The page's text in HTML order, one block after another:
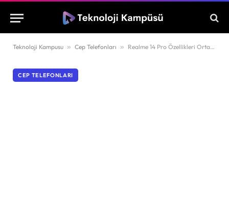
Teknoloji Kampusu » Cep Telefonları » Realme 14 Pro Özellikleri Ortaya Çıktı!
CEP TELEFONLARI